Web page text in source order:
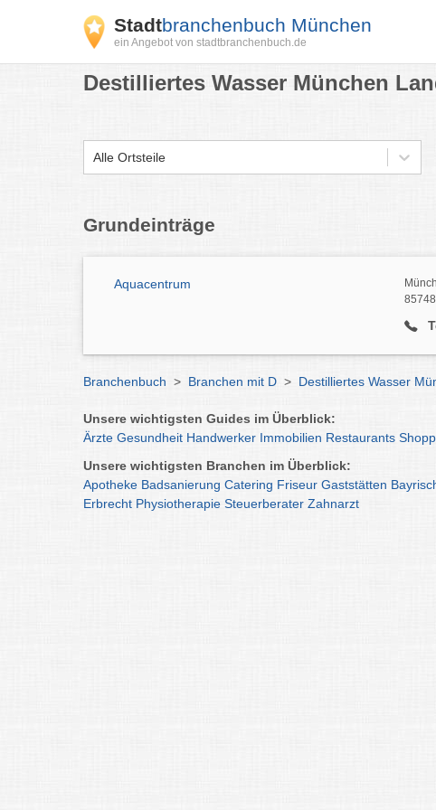
Stadtbranchenbuch München
ein Angebot von stadtbranchenbuch.de
Destilliertes Wasser München
Alle Ortsteile
Grundeinträge
Aquacentrum
Branchenbuch > Branchen mit D > Destilliertes Wasser
Unsere wichtigsten Guides im Überblick:
Ärzte Gesundheit Handwerker Immobilien Restaurants
Unsere wichtigsten Branchen im Überblick:
Apotheke Badsanierung Catering Friseur Gaststätten
Erbrecht Physiotherapie Steuerberater Zahnarzt